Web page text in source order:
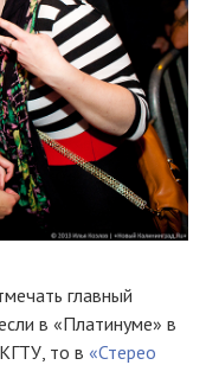
главный
в «Платинуме» в
то в «Стерео